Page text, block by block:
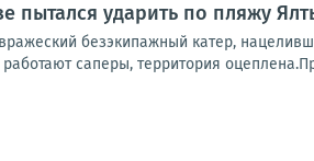
пытался ударить по пляжу
безэкипажный катер,
саперы, территория